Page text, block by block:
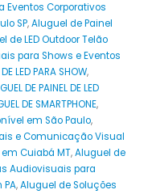
Eventos Corporativos
SP,Aluguel de Painel
de LED Outdoor Telão
para Shows e Eventos
LED PARA SHOW,
DE PAINEL DE LED
DE SMARTPHONE,
em São Paulo,
e Comunicação Visual
Cuiabá MT,Aluguel de
Audiovisuais para
PA,Aluguel de Soluções